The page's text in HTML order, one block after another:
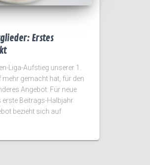
Erstes
Liga-Aufstieg unserer 1.
gemacht hat, für den
Angebot: Für neue
erste Beitrags-Halbjahr
bezieht sich auf